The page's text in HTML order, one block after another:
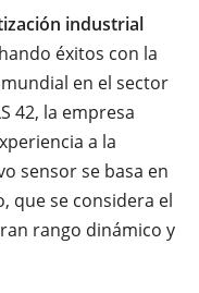
industrial
éxitos con la
en el sector
42, la empresa
a la
sensor se basa en
que se considera el
rango dinámico y